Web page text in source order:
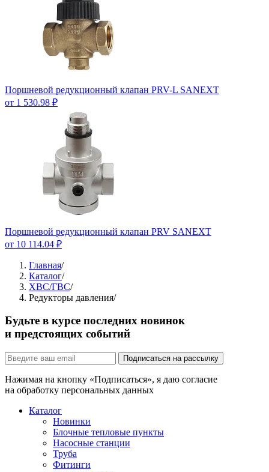
Поршневой редукционный клапан PRV-L SANEXT
от 1 530.98 ₽
Поршневой редукционный клапан PRV SANEXT
от 10 114.04 ₽
Главная/
Каталог/
ХВС/ГВС/
Редукторы давления/
Будьте в курсе последних новинок
и предстоящих событий
Подписаться на рассылку
Нажимая на кнопку «Подписаться», я даю согласие
на обработку персональных данных
Каталог
Новинки
Блочные тепловые пункты
Насосные станции
Труба
Фитинги